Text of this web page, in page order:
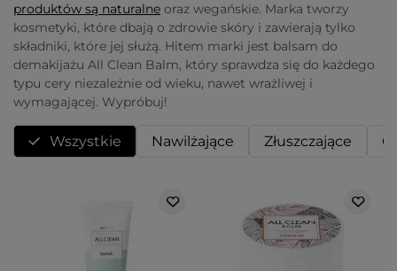
produktów są naturalne oraz wegańskie. Marka tworzy
kosmetyki, które dbają o zdrowie skóry i zawierają tylko
składniki, które jej służą. Hitem marki jest balsam do
demakijażu All Clean Balm, który sprawdza się do każdego
typu cery niezależnie od wieku, nawet wrażliwej i
wymagającej. Wypróbuj!
Wszystkie Nawilżające Złuszczające